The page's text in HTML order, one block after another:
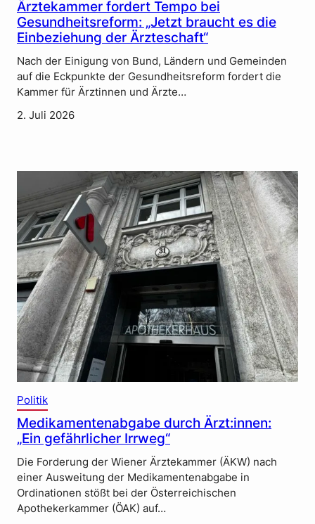
Ärztekammer fordert Tempo bei
Gesundheitsreform: „Jetzt braucht es die
Einbeziehung der Ärzteschaft“
Nach der Einigung von Bund, Ländern und Gemeinden
auf die Eckpunkte der Gesundheitsreform fordert die
Kammer für Ärztinnen und Ärzte…
2. Juli 2026
Politik
Medikamentenabgabe durch Ärzt:innen:
„Ein gefährlicher Irrweg“
Die Forderung der Wiener Ärztekammer (ÄKW) nach
einer Ausweitung der Medikamentenabgabe in
Ordinationen stößt bei der Österreichischen
Apothekerkammer (ÖAK) auf…